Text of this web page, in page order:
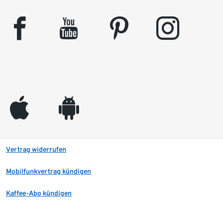
facebook youtube pinterest instagram
appleinc android
Vertrag widerrufen
Mobilfunkvertrag kündigen
Kaffee-Abo kündigen